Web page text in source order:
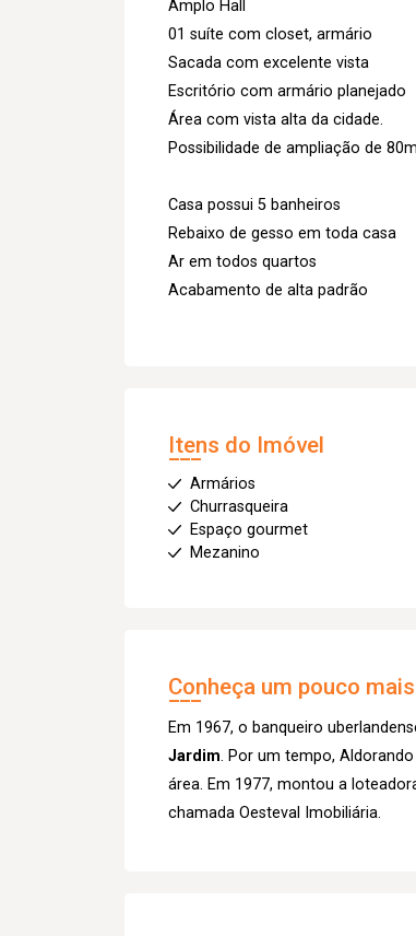
Amplo Hall
01 suíte com closet, armário
Sacada com excelente vista
Escritório com armário planejado
Área com vista alta da cidade.
Possibilidade de ampliação de
Casa possui 5 banheiros
Rebaixo de gesso em toda casa
Ar em todos quartos
Acabamento de alta padrão
Itens do Imóvel
Armários
Churrasqueira
Espaço gourmet
Mezanino
Conheça um pouco
Em 1967, o banqueiro
Jardim. Por um tempo,
área. Em 1977, montou a
chamada Oesteval Imobiliária.